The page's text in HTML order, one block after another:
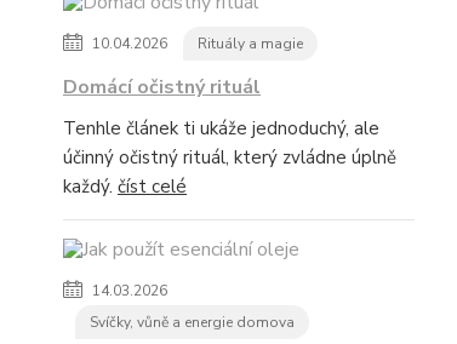
10.04.2026 Rituály a magie
Domácí očistný rituál
Tenhle článek ti ukáže jednoduchý, ale
účinný očistný rituál, který zvládne úplně
každý. číst celé
14.03.2026
Svíčky, vůně a energie domova